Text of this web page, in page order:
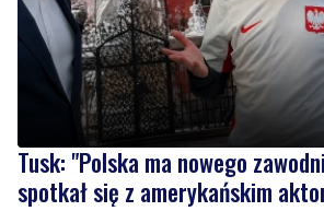
Tusk: "Polska ma nowego
spotkał się z amerykańskim